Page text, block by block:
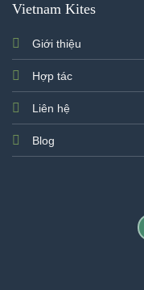
Vietnam Kites
Giới thiệu
Hợp tác
Liên hệ
Blog